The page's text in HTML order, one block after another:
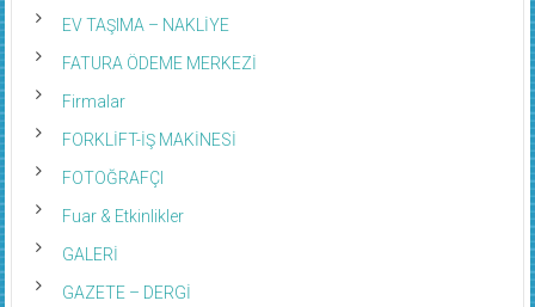
EV TAŞIMA – NAKLİYE
FATURA ÖDEME MERKEZİ
Firmalar
FORKLİFT-İŞ MAKİNESİ
FOTOĞRAFÇI
Fuar & Etkinlikler
GALERİ
GAZETE – DERGİ